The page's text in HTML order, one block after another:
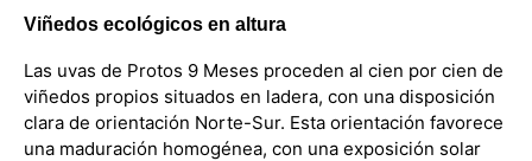
Viñedos ecológicos en altura
Las uvas de Protos 9 Meses proceden al cien por cien de
viñedos propios situados en ladera, con una disposición
clara de orientación Norte-Sur. Esta orientación favorece
una maduración homogénea, con una exposición solar